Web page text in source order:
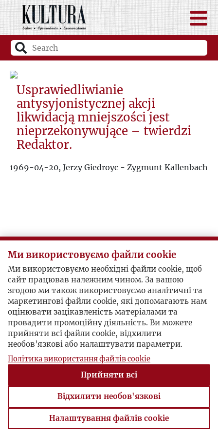
Usprawiedliwianie
antysyjonistycznej akcji
likwidacją mniejszości jest
nieprzekonywujące – twierdzi
Redaktor.
1969-04-20, Jerzy Giedroyc - Zygmunt Kallenbach
Ми використовуємо файли cookie
Ми використовуємо необхідні файли cookie, щоб
сайт працював належним чином. За вашою
згодою ми також використовуємо аналітичні та
маркетингові файли cookie, які допомагають нам
оцінювати зацікавленість матеріалами та
провадити промоційну діяльність. Ви можете
прийняти всі файли cookie, відхилити
необов'язкові або налаштувати параметри.
Політика використання файлів cookie
Прийняти всі
Відхилити необов'язкові
Налаштування файлів cookie
Налаштування файлів cookie